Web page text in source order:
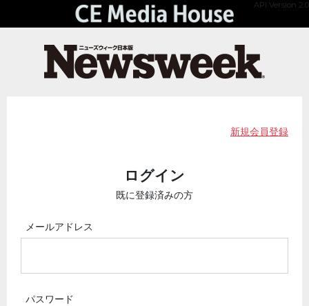
API Version 2.0
新規会員登録
ログイン
既に登録済みの方
メールアドレス
パスワード